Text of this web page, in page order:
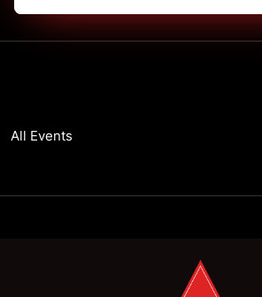
All Events